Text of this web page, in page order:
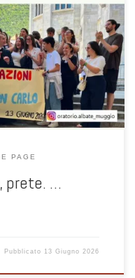
di Albate Muggiò La
accoglie con gioia!
PAGE
prete. …
Pubblicato 13 Giugno 2026